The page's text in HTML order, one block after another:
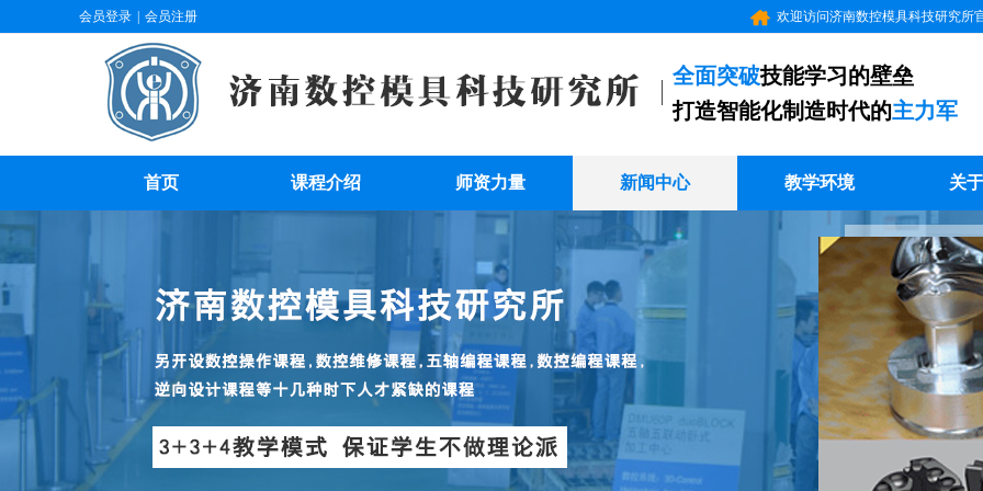
全面突破技能学习的壁垒
打造智能化制造时代的主力军
会员登录 会员注册 欢迎访问济南数控模具科技研究所
首页 课程介绍 师资力量 新闻中心 教学环境 关